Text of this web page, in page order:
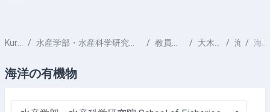
Kursus-kursus 水産学部・水産科学研究院 School of Fisheries Sciences & Faculty of Fisheries Sciences 教員一覧 List of Professors 大木 淳之 OOKI Atsushi 海洋化学 海洋の有機物
海洋の有機物